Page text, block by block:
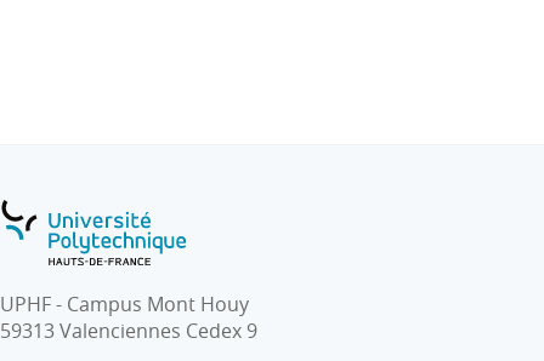
UPHF - Campus Mont Houy
59313 Valenciennes Cedex 9